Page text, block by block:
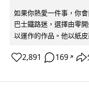
如果你熱愛一件事，你
巴士鐵路迷，選擇由零
以運作的作品。他以紙
2,891 169 ↗